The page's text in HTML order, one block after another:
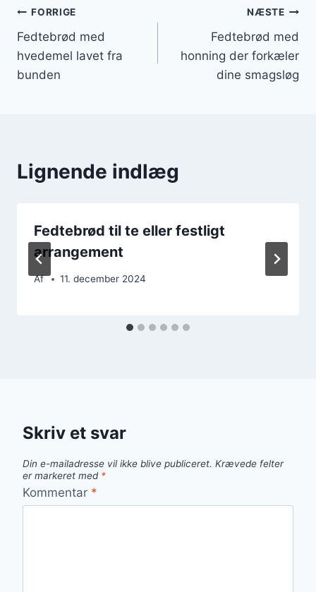
Indlægsnavigation
FORRIGE
Fedtebrød med
hvedemel lavet fra
bunden
NÆSTE
Fedtebrød med
honning der forkæler
dine smagsløg
Lignende indlæg
Fedtebrød til te eller festligt
arrangement
Af 11. december 2024
Skriv et svar
Din e-mailadresse vil ikke blive publiceret. Krævede felter
er markeret med *
Kommentar *